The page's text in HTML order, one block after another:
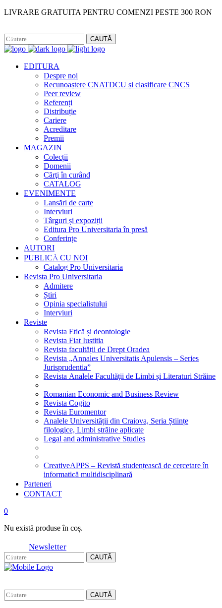
LIVRARE GRATUITA PENTRU COMENZI PESTE 300 RON
CAUTĂ
EDITURA
Despre noi
Recunoaștere CNATDCU și clasificare CNCS
Peer review
Referenți
Distribuție
Cariere
Acreditare
Premii
MAGAZIN
Colecții
Domenii
Cărţi în curând
CATALOG
EVENIMENTE
Lansări de carte
Interviuri
Târguri și expoziții
Editura Pro Universitaria în presă
Conferințe
AUTORI
PUBLICĂ CU NOI
Catalog Pro Universitaria
Revista Pro Universitaria
Admitere
Știri
Opinia specialistului
Interviuri
Reviste
Revista Etică și deontologie
Revista Fiat Iustitia
Revista facultății de Drept Oradea
Revista „Annales Universitatis Apulensis – Series
Jurisprudentia”
Revista Analele Facultăţii de Limbi și Literaturi Străine
Romanian Economic and Business Review
Revista Cogito
Revista Euromentor
Analele Universității din Craiova, Seria Științe
filologice, Limbi străine aplicate
Legal and administrative Studies
CreativeAPPS – Revistă studențească de cercetare în
informatică multidisciplinară
Parteneri
CONTACT
0
Nu există produse în coș.
Newsletter
CAUTĂ
CAUTĂ